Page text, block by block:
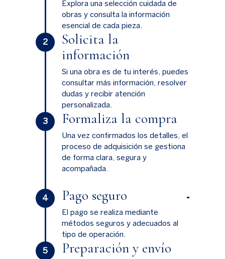
Explora una selección cuidada de
obras y consulta la información
esencial de cada pieza.
2
Solicita la
información
Si una obra es de tu interés, puedes
consultar más información, resolver
dudas y recibir atención
personalizada.
3 Formaliza la compra
Una vez confirmados los detalles, el
proceso de adquisición se gestiona
de forma clara, segura y
acompañada.
5 Preparación y envío
4 Pago seguro
El pago se realiza mediante
métodos seguros y adecuados al
tipo de operación.